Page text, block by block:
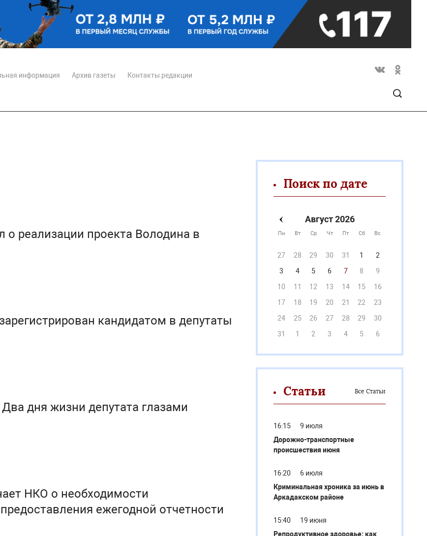
информация Архив газеты Контакты редакции
о реализации проекта Володина в
кандидатом в депутаты
дня жизни депутата глазами
НКО о необходимости
ежегодной отчетности
Поиск по дате
Август 2026
Пн Вт Ср Чт Пт Сб Вс
27 28 29 30 31 1
2
3
4 5 6 7 8
9
10
11 12 13 14 15
16
17
18 19 20 21 22
23
24
25 26 27 28 29
30
31
1 2 3 4 5 6
Статьи Все Статьи
16:15
9 июля
Дорожно-транспортные
происшествия июня
16:20
6 июля
Криминальная хроника за июнь в
Аркадакском районе
15:40
19 июня
Репродуктивное здоровье: как